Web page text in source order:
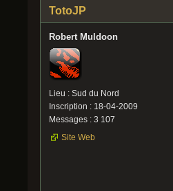
TotoJP
Robert Muldoon
Lieu : Sud du Nord
Inscription : 18-04-2009
Messages : 3 107
Site Web